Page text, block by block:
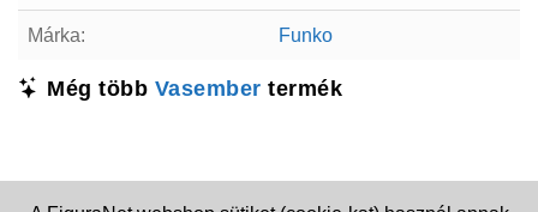
Márka: Funko
Még több Vasember termék